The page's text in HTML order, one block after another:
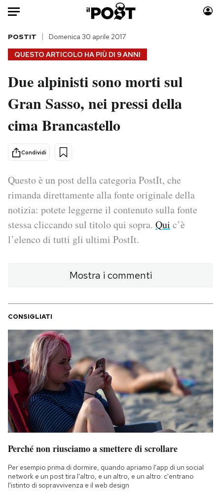
Auto
HOME
Italia
Politica
Tecnologia
Scienza
Economia
Sport
Moda
Consumismi
Altrecose
Mondiali calcio 2026
PODCAST
NEWSLETTER
I MIEI PREFERITI
SHOP
CALENDARIO
AREA PERSONALE
Area Personale
Notifiche mobile
Regala il Post
Hai bisogno di aiuto?
Esci
QUESTO ARTICOLO HA PIÙ DI 9 ANNI
POSTIT Domenica 30 aprile 2017
Due alpinisti sono morti sul
Gran Sasso, nei pressi della
cima Brancastello
Condividi
Questo è un post della categoria PostIt, che
rimanda direttamente alla fonte originale della
notizia: potete leggerne il contenuto sulla fonte
stessa cliccando sul titolo qui sopra. Qui c’è
l’elenco di tutti gli ultimi PostIt.
Mostra i commenti
CONSIGLIATI
Perché non riusciamo a smettere di scrollare
Per esempio prima di dormire, quando apriamo l'app di un social
network e un post tira l'altro, e un altro, e un altro: c'entrano
l'istinto di sopravvivenza e il web design